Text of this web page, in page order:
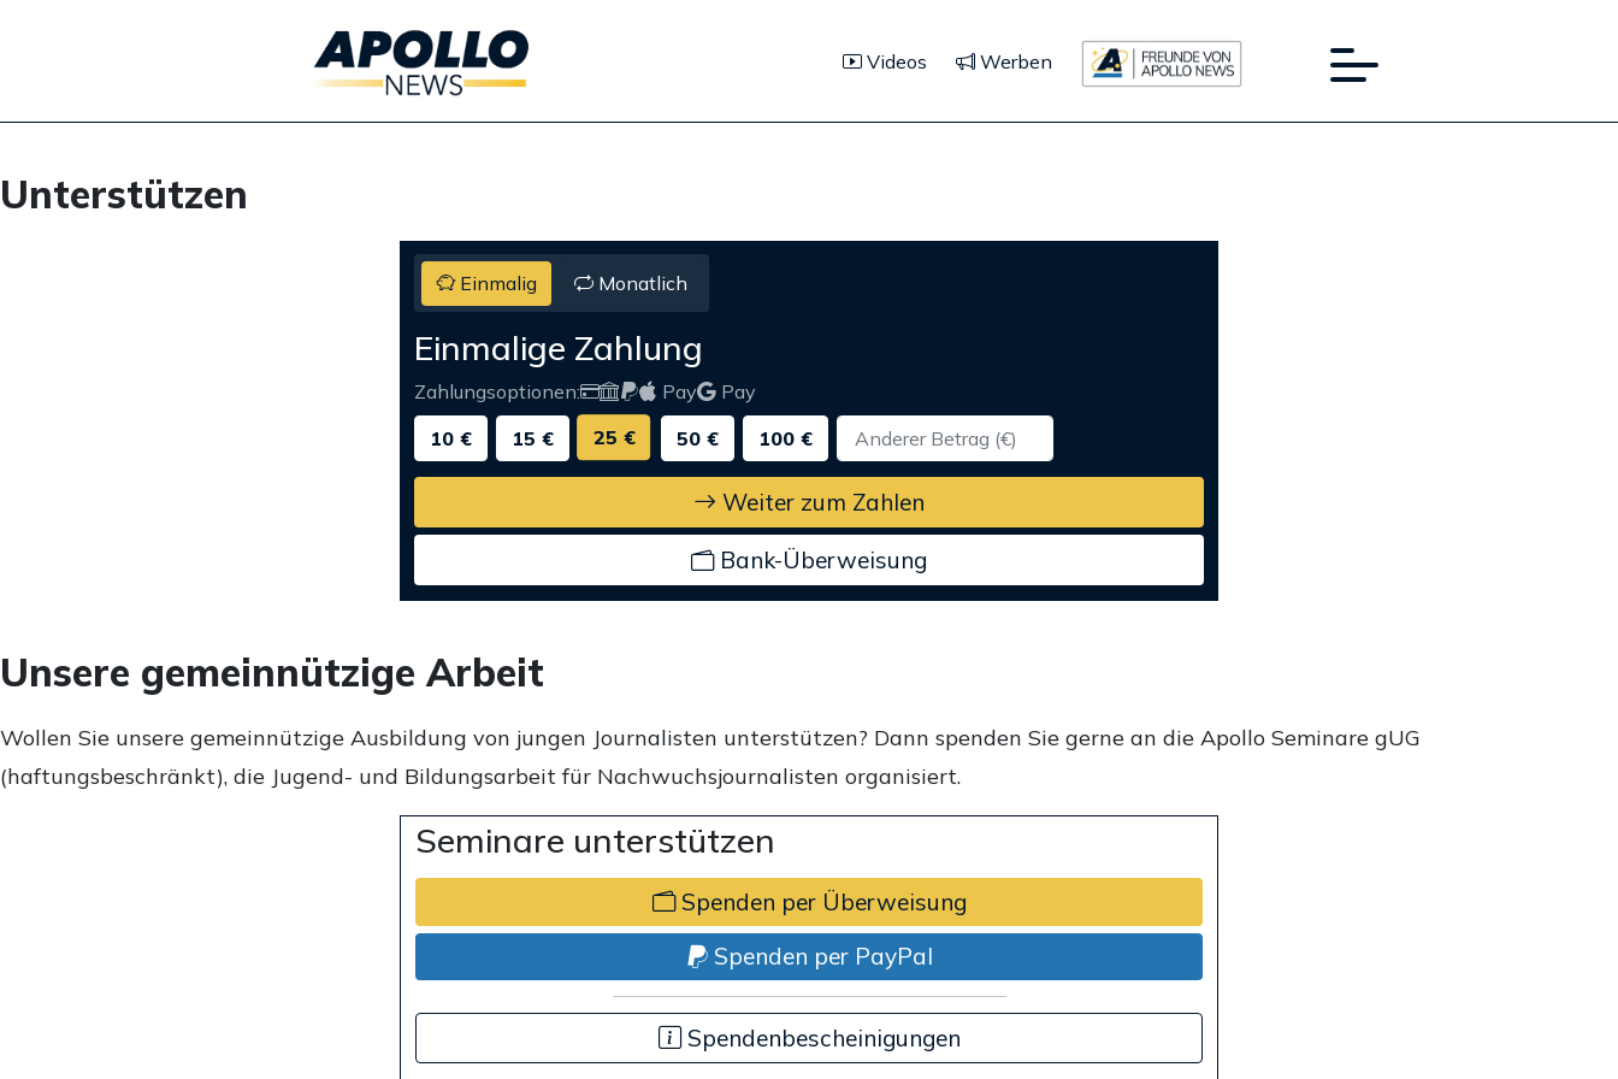
Videos Werben
Unterstützen
Einmalig Monatlich
Einmalige Zahlung
Zahlungsoptionen: Pay
Pay
10 €
15 € 25 € 50 € 100 €
Weiter zum Zahlen
Bank-Überweisung
Unsere gemeinnützige Arbeit
Wollen Sie unsere gemeinnützige Ausbildung von jungen Journalisten unterstützen? Dann spenden Sie gerne an die Apollo Seminare gUG
(haftungsbeschränkt), die Jugend- und Bildungsarbeit für Nachwuchsjournalisten organisiert.
Seminare unterstützen
Spenden per Überweisung
Spenden per PayPal
Spendenbescheinigungen